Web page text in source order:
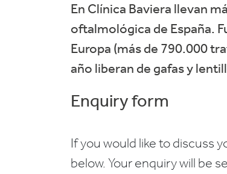
En Clínica Baviera llevan
oftalmológica de España.
Europa (más de 790.000
año liberan de gafas y
Enquiry form
If you would like to discuss
below. Your enquiry will be